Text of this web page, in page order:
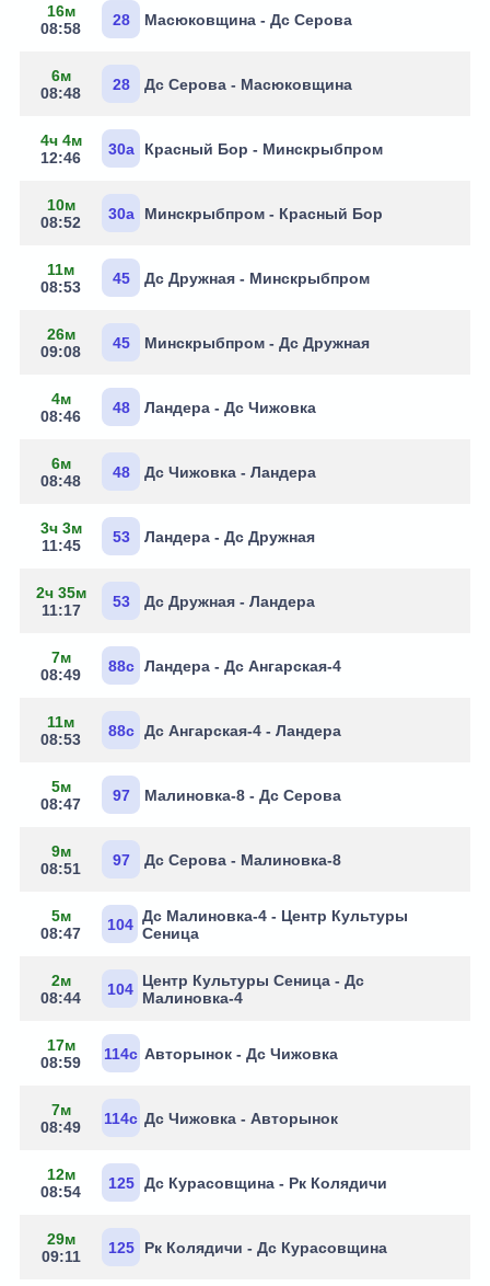
16м
08:58
28 Масюковщина - Дс Серова
6м
08:48
28 Дс Серова - Масюковщина
4ч 4м
12:46
30а Красный Бор - Минскрыбпром
10м
08:52
30а Минскрыбпром - Красный Бор
11м
08:53
45 Дс Дружная - Минскрыбпром
26м
09:08
45 Минскрыбпром - Дс Дружная
4м
08:46
48 Ландера - Дс Чижовка
6м
08:48
48 Дс Чижовка - Ландера
3ч 3м
11:45
53 Ландера - Дс Дружная
2ч 35м
11:17
53 Дс Дружная - Ландера
7м
08:49
88с Ландера - Дс Ангарская-4
11м
08:53
88с Дс Ангарская-4 - Ландера
5м
08:47
97 Малиновка-8 - Дс Серова
9м
08:51
97 Дс Серова - Малиновка-8
5м
08:47
104 Дс Малиновка-4 - Центр Культуры
Сеница
2м
08:44
104 Центр Культуры Сеница - Дс
Малиновка-4
17м
08:59
114с Авторынок - Дс Чижовка
7м
08:49
114с Дс Чижовка - Авторынок
12м
08:54
125 Дс Курасовщина - Рк Колядичи
29м
09:11
125 Рк Колядичи - Дс Курасовщина